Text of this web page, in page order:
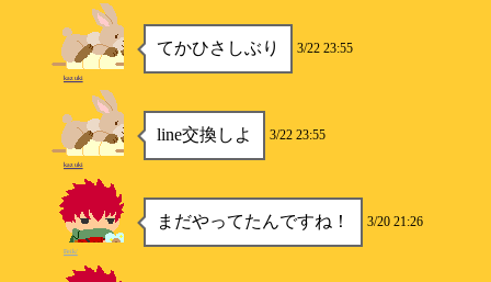
てかひさしぶり 3/22 23:55
kazuki
line交換しよ 3/22 23:55
kazuki
まだやってたんですね！ 3/20 21:26
Feik/